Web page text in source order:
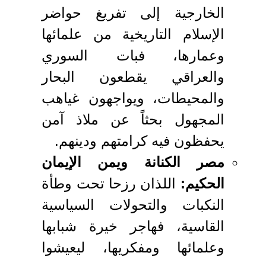
الخارجية إلى تفريغ حواضر
الإسلام التاريخية من علمائها
وعمارها، فبات السوري
والعراقي يقطعون البحار
والمحيطات، ويواجهون غياهب
المجهول بحثاً عن ملاذ آمن
يحفظون فيه كرامتهم ودينهم.
مصر الكنانة ويمن الإيمان
الحكيم: اللذان رزحا تحت وطأة
النكبات والتحولات السياسية
القاسية، فهاجر خيرة شبابها
وعلمائها ومفكريها، ليعيشوا